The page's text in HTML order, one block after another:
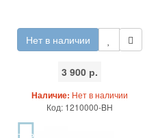
Нет в наличии
3 900 р.
Наличие: Нет в наличии
Код: 1210000-BH